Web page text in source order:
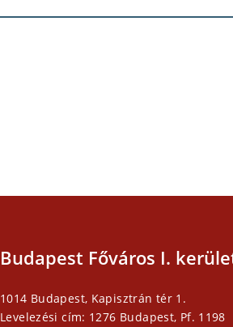
Budapest Főváros I.
1014 Budapest, Kapisztrán tér 1.
Levelezési cím: 1276 Budapest, Pf. 1198